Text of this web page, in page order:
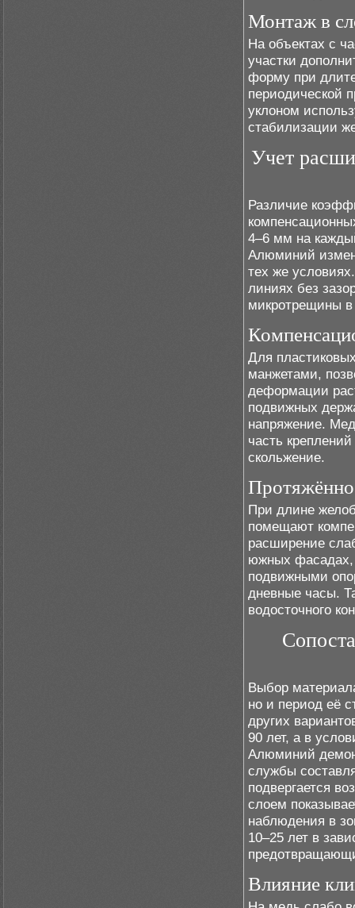
Монтаж в
На объектах с
участки
форму при
периодической
уклоном
стабилизации
Учет
Различие
4–6 мм на
Алюминий
тех же
линиях без
микротрещины в
Для
манжетами,
деформации
подвижных
напряжение.
часть
скольжение.
При длине
помещают
расширение
южных фасадах,
подвижными
дневные часы.
водосточного
Выбор
но и период её
других
90 лет, а в
Алюминий
службы
подвергается
слоем
наблюдения в
10–25 лет в
Влияние